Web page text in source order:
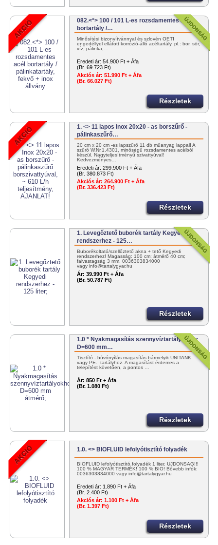
082.<*> 100 / 101 L-es rozsdamentes acél
bortartály /…
Minősítési bizonyítvánnyal és szlovén OÉTI
engedéllyel ellátott korrózió-álló acéltartály, pl.: bor, sör,
víz, pálinka,…
Eredeti ár: 54.900 Ft + Áfa
(Br. 69.723 Ft)
Akciós ár: 51.990 Ft + Áfa
(Br. 66.027 Ft)
Részletek
1. <> 11 lapos Inox 20x20 - as borszűrő -
pálinkaszűrő…
20 cm x 20 cm -es lapszűrő 11 db műanyag lappal! A
szűrő W.Nr.1.4301. minőségű rozsdamentes acélból
készül. Nagyteljesítményű szivattyúval!
Kedvezményes…
Eredeti ár: 299.900 Ft + Áfa
(Br. 380.873 Ft)
Akciós ár: 264.900 Ft + Áfa
(Br. 336.423 Ft)
Részletek
1. Levegőztető buborék tartály Kegyedi
rendszerhez - 125…
Buborékoltató/szellőztető akna + tető Kegyedi
rendszerhez! Magasság: 100 cm; átmérő 40 cm;
falvastagság 3 mm. 0036303834000
vagy info@tartalygyar.hu
Ár: 39.990 Ft + Áfa
(Br. 50.787 Ft)
Részletek
1.0 * Nyakmagasítás szennyvíztartályokhoz
D=600 mm…
Tisztító - búvónyílás magasítás bármelyik UNITANK
vagy PE. tartályhoz. A magasítást érdemes a
telepítést követően, a pontos …
Ár: 850 Ft + Áfa
(Br. 1.080 Ft)
Részletek
1.0. <> BIOFLUID lefolyótisztító folyadék
BIOFLUID lefolyótisztító folyadék 1 liter. ÚJDONSÁG!!!
100 % MAGYAR TERMÉK! 100 % BIO! Bővebb infók:
0036303834000 vagy info@tartalygyar.hu
Eredeti ár: 1.890 Ft + Áfa
(Br. 2.400 Ft)
Akciós ár: 1.100 Ft + Áfa
(Br. 1.397 Ft)
Részletek